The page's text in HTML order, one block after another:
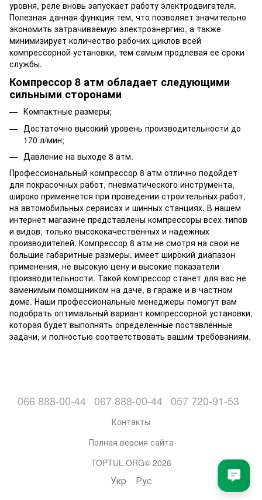
уровня, реле вновь запускает работу электродвигателя.
Полезная данная функция тем, что позволяет значительно
экономить затрачиваемую электроэнергию, а также
минимизирует количество рабочих циклов всей
компрессорной установки, тем самым продлевая ее сроки
службы.
Компрессор 8 атм обладает следующими
сильными сторонами
Компактные размеры;
Достаточно высокий уровень производительности до
170 л/мин;
Давление на выходе 8 атм.
Профессиональный компрессор 8 атм отлично подойдет
для покрасочных работ, пневматического инструмента,
широко применяется при проведении строительных работ,
на автомобильных сервисах и шинных станциях. В нашем
интернет магазине представлены компрессоры всех типов
и видов, только высококачественных и надежных
производителей. Компрессор 8 атм не смотря на свои не
большие габаритные размеры, имеет широкий диапазон
применения, не высокую цену и высокие показатели
производительности. Такой компрессор станет для вас не
заменимым помощником на даче, в гараже и в частном
доме. Наши профессиональные менеджеры помогут вам
подобрать оптимальный вариант компрессорной установки,
которая будет выполнять определенные поставленные
задачи, и полностью соответствовать вашим требованиям.
066 888-00-44 067 888-00-44 057 720-91-53
Контакты
Полная версия сайта
TOPTUL.ORG© 2026
Укр Рус